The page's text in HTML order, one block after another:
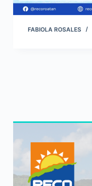
FABIOLA ROSALES